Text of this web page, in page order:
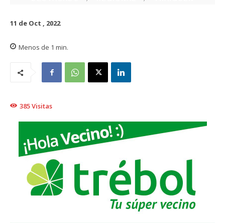
11 de Oct , 2022
Menos de 1 min.
385Visitas